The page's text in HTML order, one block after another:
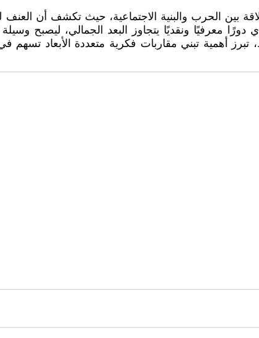
بين الحرب والبنية الاجتماعية، حيث تكشف أن
معرفيًا ونقديًا يتجاوز البعد الجمالي، ليصبح
أهمية تبني مقاربات فكرية متعددة الأبعاد تسهم في